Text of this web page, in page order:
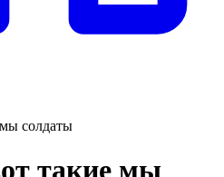
солдаты
такие мы